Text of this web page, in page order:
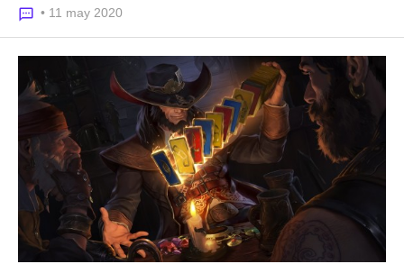
• 11 may 2020